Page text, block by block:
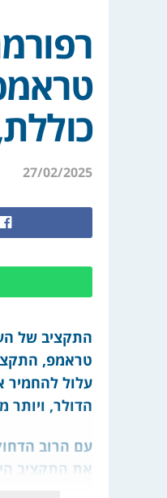
27/02/2025
התקציב של
טראמפ,
עלול להחמיר
הדולר, ויותר
את התקציב